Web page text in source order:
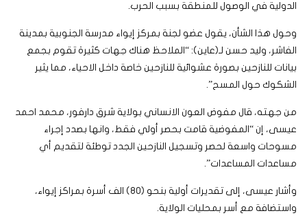
الدولية في الوصول للمنطقة بسبب الحرب.
وحول هذا الشأن، يقول عضو لجنة بمركز إيواء مدرسة الجنوبية بمدينة
الفاشر، وليد حسن لـ(عاين): “الملاحظ هناك جهات كثيرة تقوم بجمع
بيانات للنازحين بصورة عشوائية للنازحين خاصة داخل الاحياء، مما يثير
الشكوك حول المسح”.
من جهته، قال مفوض العون الانساني بولاية شرق دارفور، محمد احمد
عيسى، إن “المفوضية قامت بحصر أولي فقط، وانها بصدد إجراء
مسوحات واسعة لحصر وتسجيل النازحين الجدد توطئة لتقديم أي
مساعدات المساعدات”.
وأشار عيسى، إلى تقديرات أولية بنحو (80) الف أسرة بمراكز إيواء،
واستضافة مع أسر بمحليات الولاية.